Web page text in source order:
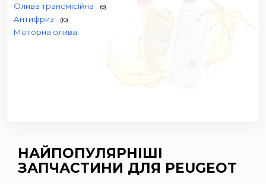
Олива трансмісійна (8)
Антифриз (10)
Моторна олива
НАЙПОПУЛЯРНІШІ
ЗАПЧАСТИНИ ДЛЯ PEUGEOT